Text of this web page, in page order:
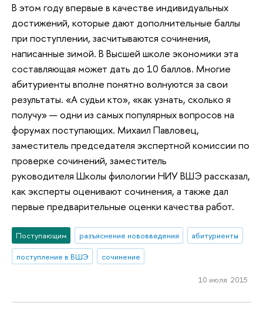
В этом году впервые в качестве индивидуальных
достижений, которые дают дополнительные баллы
при поступлении, засчитываются сочинения,
написанные зимой. В Высшей школе экономики эта
составляющая может дать до 10 баллов. Многие
абитуриенты вполне понятно волнуются за свои
результаты. «А судьи кто», «как узнать, сколько я
получу» — одни из самых популярных вопросов на
форумах поступающих. Михаил Павловец,
заместитель председателя экспертной комиссии по
проверке сочинений, заместитель
руководителя Школы филологии НИУ ВШЭ рассказал,
как эксперты оценивают сочинения, а также дал
первые предварительные оценки качества работ.
Поступающим разъяснение нововведения
абитуриенты
поступление в ВШЭ
сочинение
10 июля 2015